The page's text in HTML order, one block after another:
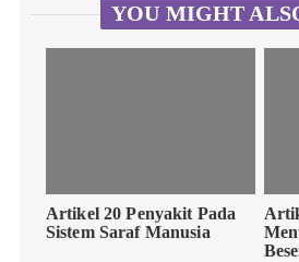
YOU MIGHT
Artikel 20 Penyakit Pada
Sistem Saraf Manusia